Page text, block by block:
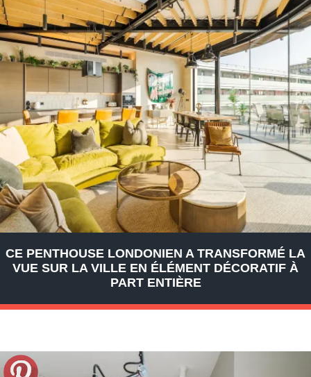
CE PENTHOUSE LONDONIEN A TRANSFORMÉ LA
VUE SUR LA VILLE EN ÉLÉMENT DÉCORATIF À
PART ENTIÈRE